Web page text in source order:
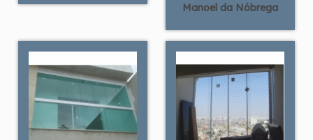
Manoel da Nóbrega